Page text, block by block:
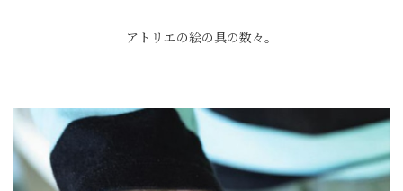
アトリエの絵の具の数々。